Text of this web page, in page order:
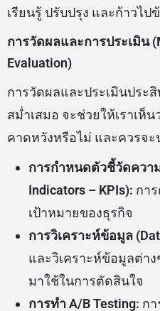
เรียนรู้ ปรับปรุง และก้าวไป
การวัดผลและการประเมิน
Evaluation)
การวัดผลและประเมินประ
สม่ำเสมอ จะช่วยให้เราเห็
คาดหวังหรือไม่ และควรจ
การกำหนดตัวชี้วัดควา
Indicators – KPIs): กา
เป้าหมายของธุรกิจ
การวิเคราะห์ข้อมูล
และวิเคราะห์ข้อมูลต่าง
มาใช้ในการตัดสินใจ
การทำ A/B Testing: ก